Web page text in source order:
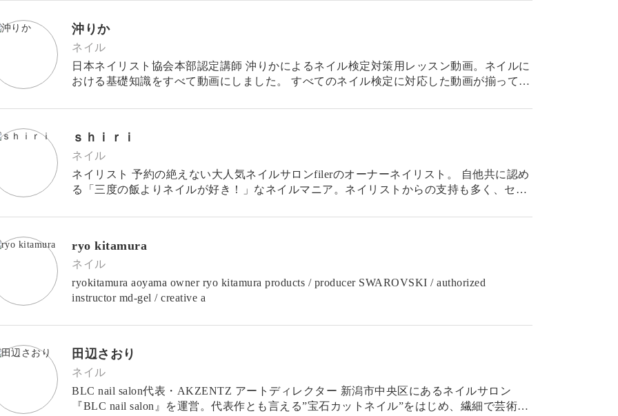
沖りか
ネイル
日本ネイリスト協会本部認定講師 沖りかによるネイル検定対策用レッスン動画。ネイルに
おける基礎知識をすべて動画にしました。 すべてのネイル検定に対応した動画が揃ってい
ｓｈｉｒｉ
ネイル
ネイリスト 予約の絶えない大人気ネイルサロンfilerのオーナーネイリスト。 自他共に認め
る「三度の飯よりネイルが好き！」なネイルマニア。ネイリストからの支持も多く、セミ
ryo kitamura
ネイル
ryokitamura aoyama owner ryo kitamura products / producer SWAROVSKI / authorized
instructor md-gel / creative a
田辺さおり
ネイル
BLC nail salon代表・AKZENTZ アートディレクター 新潟市中央区にあるネイルサロン
『BLC nail salon』を運営。代表作とも言える”宝石カットネイル”をはじめ、繊細で芸術性